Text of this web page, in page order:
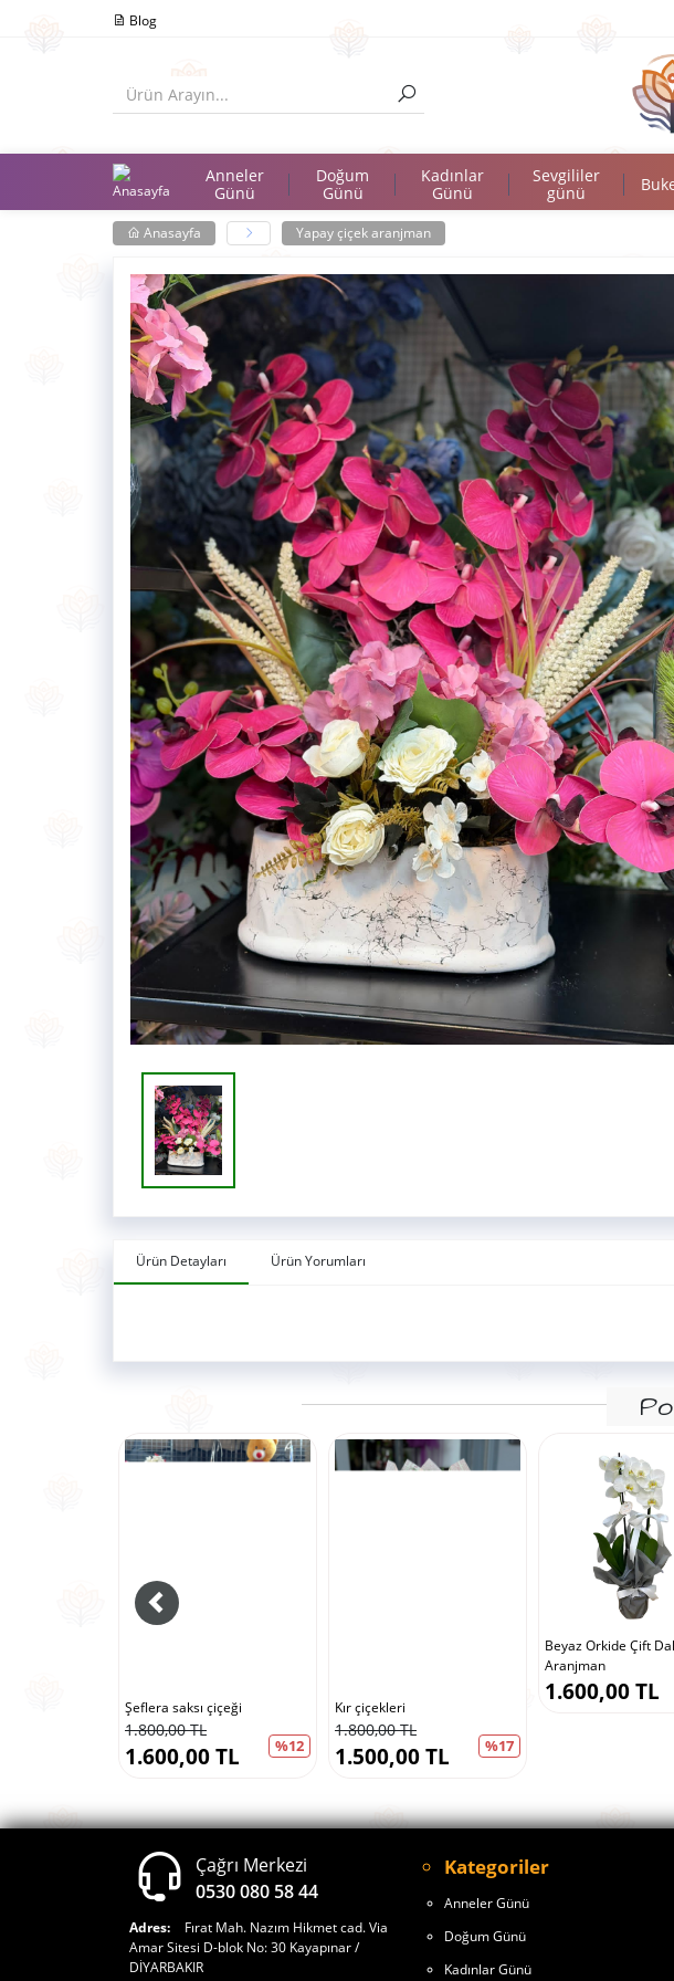
Blog
Anneler
Günü
Doğum
Günü
Kadınlar
Günü
Sevgililer
günü
Anasayfa Yapay çiçek aranjman
Ürün Detayları Ürün Yorumları
Şeflera saksı çiçeği
1.800,00 TL
%12
1.600,00 TL
Kır çiçekleri
1.800,00 TL
%17
1.500,00 TL
Beyaz Orkide Çift Dal
Aranjman
1.600,00 TL
Çağrı Merkezi
0530 080 58 44
Adres:
Fırat Mah. Nazım Hikmet cad. Via
Amar Sitesi D-blok No: 30 Kayapınar /
DİYARBAKIR
Kategoriler
Anneler Günü
Doğum Günü
Kadınlar Günü